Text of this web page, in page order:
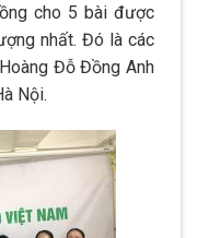
cho 5 bài được
nhất. Đó là các
Đỗ Đồng Anh
Nội.